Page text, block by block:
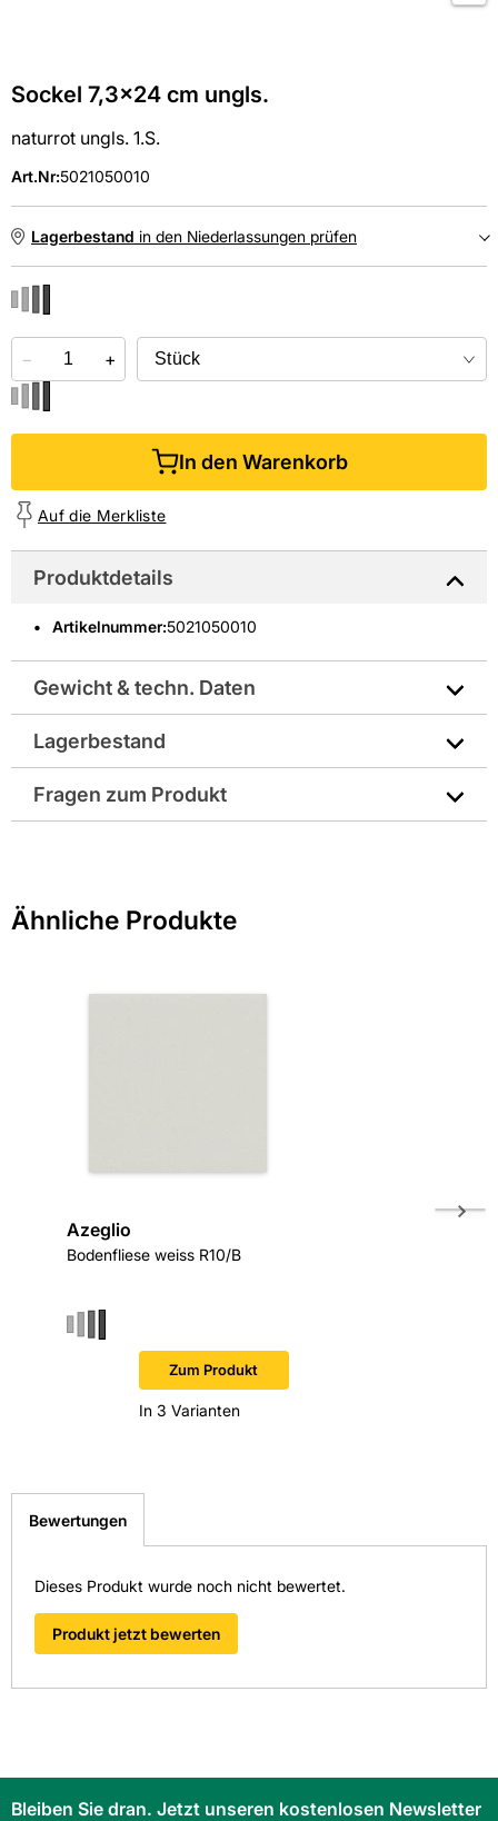
Sockel 7,3x24 cm ungls.
naturrot ungls. 1.S.
Art.Nr:5021050010
Lagerbestand in den Niederlassungen prüfen
Online kaufen &kostenlos
− +
In den Warenkorb
Auf die Merkliste
Produktdetails
Artikelnummer:5021050010
Gewicht & techn. Daten
Frostbeständig: Ja
Lagerbestand
Fragen zum Produkt
schnellstmöglich bearbeiten.
Ähnliche Produkte
Azeglio
Bodenfliese weiss R10/B
Zum Produkt
In 3 Varianten
Bewertungen
Dieses Produkt wurde noch nicht bewertet.
Produkt jetzt bewerten
Bleiben Sie dran. Jetzt unseren kostenlosen Newsletter